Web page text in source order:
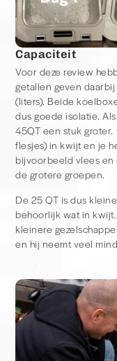
Capaciteit
Voor deze review
getallen geven
(liters). Beide
dus goede isolatie.
45QT een stuk
flesjes) in kwijt en je
bijvoorbeeld vlees en
de grotere groepen.
De 25 QT is dus
behoorlijk wat in
kleinere
en hij neemt veel